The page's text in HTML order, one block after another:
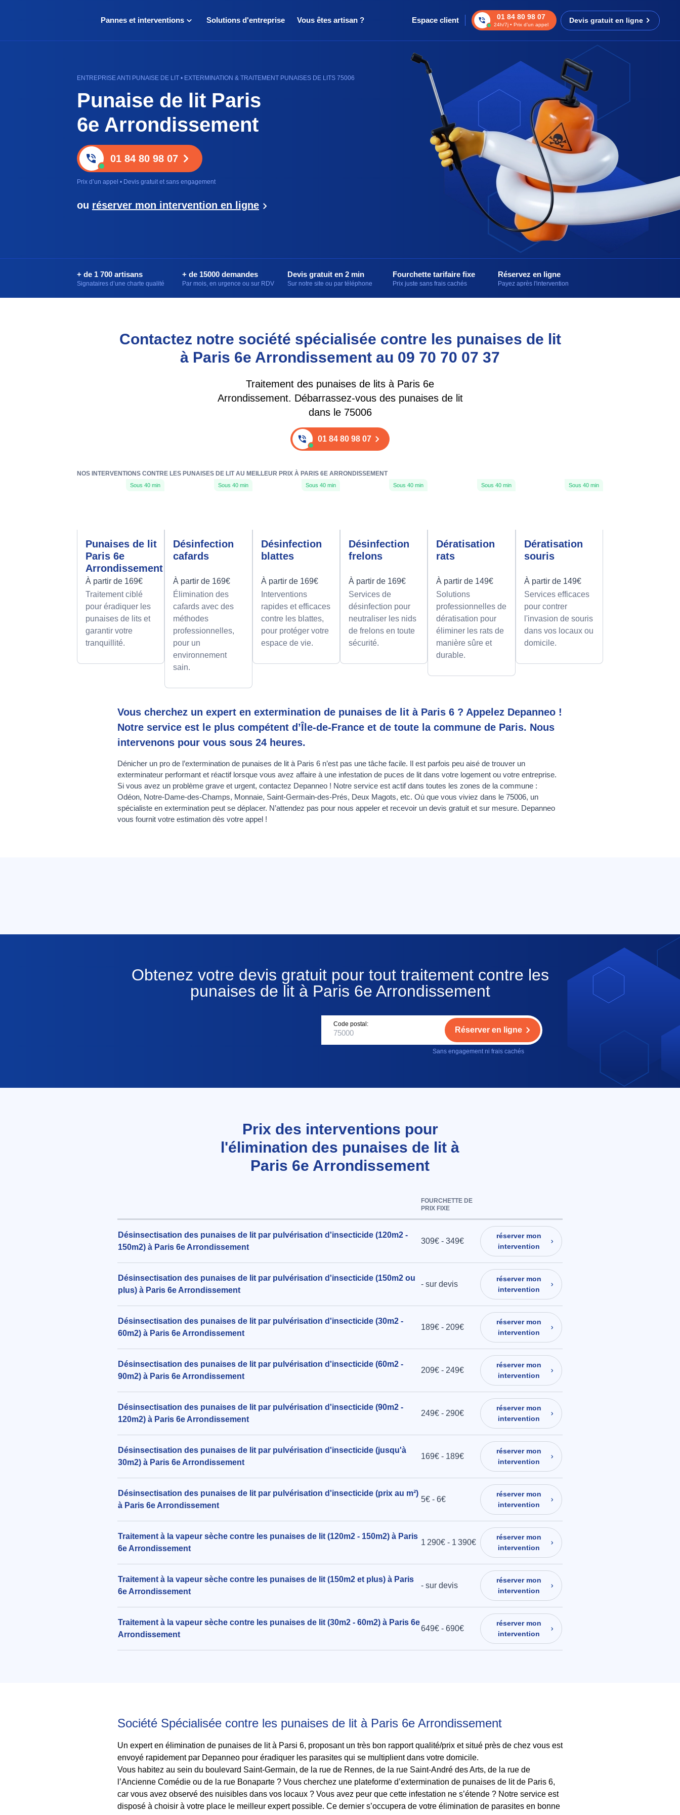
Pannes et interventions Solutions d'entreprise Vous êtes artisan ? Espace client 01 84 80 98 07
24h/7j • Prix d’un appel
Devis gratuit en ligne
ENTREPRISE ANTI PUNAISE DE LIT • EXTERMINATION & TRAITEMENT PUNAISES DE LITS 75006
Punaise de lit Paris
6e Arrondissement
01 84 80 98 07
Prix d’un appel • Devis gratuit et sans engagement
ou réserver mon intervention en ligne
+ de 1 700 artisans
Signataires d’une charte qualité
+ de 15000 demandes
Par mois, en urgence ou sur RDV
Devis gratuit en 2 min
Sur notre site ou par téléphone
Fourchette tarifaire fixe
Prix juste sans frais cachés
Réservez en ligne
Payez après l'intervention
Contactez notre société spécialisée contre les punaises de lit
à Paris 6e Arrondissement au 09 70 70 07 37
Traitement des punaises de lits à Paris 6e
Arrondissement. Débarrassez-vous des punaises de lit
dans le 75006
01 84 80 98 07
NOS INTERVENTIONS CONTRE LES PUNAISES DE LIT AU MEILLEUR PRIX À PARIS 6E ARRONDISSEMENT
Sous 40 min
Punaises de lit
Paris 6e
Arrondissement
À partir de 169€
Traitement ciblé
pour éradiquer les
punaises de lits et
garantir votre
tranquillité.
Sous 40 min
Désinfection
cafards
À partir de 169€
Élimination des
cafards avec des
méthodes
professionnelles,
pour un
environnement
sain.
Sous 40 min
Désinfection
blattes
À partir de 169€
Interventions
rapides et efficaces
contre les blattes,
pour protéger votre
espace de vie.
Sous 40 min
Désinfection
frelons
À partir de 169€
Services de
désinfection pour
neutraliser les nids
de frelons en toute
sécurité.
Sous 40 min
Dératisation
rats
À partir de 149€
Solutions
professionnelles de
dératisation pour
éliminer les rats de
manière sûre et
durable.
Sous 40 min
Dératisation
souris
À partir de 149€
Services efficaces
pour contrer
l'invasion de souris
dans vos locaux ou
domicile.
Vous cherchez un expert en extermination de punaises de lit à Paris 6 ? Appelez Depanneo !
Notre service est le plus compétent d’Île-de-France et de toute la commune de Paris. Nous
intervenons pour vous sous 24 heures.
Dénicher un pro de l’extermination de punaises de lit à Paris 6 n’est pas une tâche facile. Il est parfois peu aisé de trouver un
exterminateur performant et réactif lorsque vous avez affaire à une infestation de puces de lit dans votre logement ou votre entreprise.
Si vous avez un problème grave et urgent, contactez Depanneo ! Notre service est actif dans toutes les zones de la commune :
Odéon, Notre-Dame-des-Champs, Monnaie, Saint-Germain-des-Prés, Deux Magots, etc. Où que vous viviez dans le 75006, un
spécialiste en extermination peut se déplacer. N’attendez pas pour nous appeler et recevoir un devis gratuit et sur mesure. Depanneo
vous fournit votre estimation dès votre appel !
Obtenez votre devis gratuit pour tout traitement contre les
punaises de lit à Paris 6e Arrondissement
Code postal:
Réserver en ligne
Sans engagement ni frais cachés
Prix des interventions pour
l'élimination des punaises de lit à
Paris 6e Arrondissement
FOURCHETTE DE
PRIX FIXE
Désinsectisation des punaises de lit par pulvérisation d'insecticide (120m2 -
150m2) à Paris 6e Arrondissement
309€ - 349€
réserver mon
intervention
Désinsectisation des punaises de lit par pulvérisation d'insecticide (150m2 ou
plus) à Paris 6e Arrondissement
- sur devis
réserver mon
intervention
Désinsectisation des punaises de lit par pulvérisation d'insecticide (30m2 -
60m2) à Paris 6e Arrondissement
189€ - 209€
réserver mon
intervention
Désinsectisation des punaises de lit par pulvérisation d'insecticide (60m2 -
90m2) à Paris 6e Arrondissement
209€ - 249€
réserver mon
intervention
Désinsectisation des punaises de lit par pulvérisation d'insecticide (90m2 -
120m2) à Paris 6e Arrondissement
249€ - 290€
réserver mon
intervention
Désinsectisation des punaises de lit par pulvérisation d'insecticide (jusqu'à
30m2) à Paris 6e Arrondissement
169€ - 189€
réserver mon
intervention
Désinsectisation des punaises de lit par pulvérisation d'insecticide (prix au m²)
à Paris 6e Arrondissement
5€ - 6€
réserver mon
intervention
Traitement à la vapeur sèche contre les punaises de lit (120m2 - 150m2) à Paris
6e Arrondissement
1 290€ - 1 390€
réserver mon
intervention
Traitement à la vapeur sèche contre les punaises de lit (150m2 et plus) à Paris
6e Arrondissement
- sur devis
réserver mon
intervention
Traitement à la vapeur sèche contre les punaises de lit (30m2 - 60m2) à Paris 6e
Arrondissement
649€ - 690€
réserver mon
intervention
Société Spécialisée contre les punaises de lit à Paris 6e Arrondissement
Un expert en élimination de punaises de lit à Parsi 6, proposant un très bon rapport qualité/prix et situé près de chez vous est
envoyé rapidement par Depanneo pour éradiquer les parasites qui se multiplient dans votre domicile.
Vous habitez au sein du boulevard Saint-Germain, de la rue de Rennes, de la rue Saint-André des Arts, de la rue de
l’Ancienne Comédie ou de la rue Bonaparte ? Vous cherchez une plateforme d’extermination de punaises de lit de Paris 6,
car vous avez observé des nuisibles dans vos locaux ? Vous avez peur que cette infestation ne s’étende ? Notre service est
disposé à choisir à votre place le meilleur expert possible. Ce dernier s’occupera de votre élimination de parasites en bonne